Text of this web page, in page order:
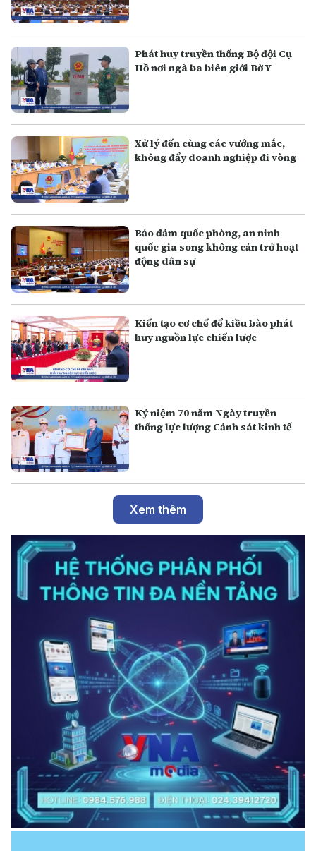
Phát huy truyền thống Bộ đội Cụ
Hồ nơi ngã ba biên giới Bờ Y
Xử lý đến cùng các vướng mắc,
không đẩy doanh nghiệp đi vòng
Bảo đảm quốc phòng, an ninh
quốc gia song không cản trở hoạt
động dân sự
Kiến tạo cơ chế để kiều bào phát
huy nguồn lực chiến lược
Kỷ niệm 70 năm Ngày truyền
thống lực lượng Cảnh sát kinh tế
Xem thêm